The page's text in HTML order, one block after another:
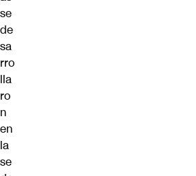
se
de
sa
rro
lla
ro
n
en
la
se